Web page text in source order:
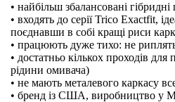
• найбільш збалансовані гібридні
• входять до серії Trico Exactfit,
поєднавши в собі кращі риси
• працюють дуже тихо: не
• достатньо кількох проходів
рідини омивача)
• не мають металевого каркасу
• бренд із США, виробництво у